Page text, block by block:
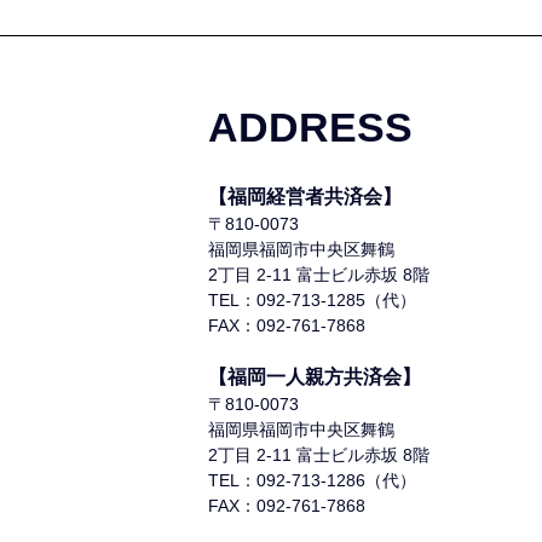
ADDRESS
【福岡経営者共済会】
〒810-0073
福岡県福岡市中央区舞鶴
2丁目 2-11 富士ビル赤坂 8階
TEL：092-713-1285（代）
FAX：092-761-7868
【福岡一人親方共済会】
〒810-0073
福岡県福岡市中央区舞鶴
2丁目 2-11 富士ビル赤坂 8階
TEL：092-713-1286（代）
FAX：092-761-7868